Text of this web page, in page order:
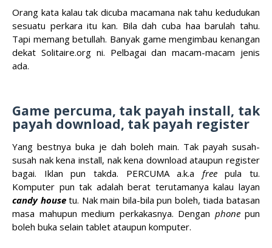
Orang kata kalau tak dicuba macamana nak tahu kedudukan
sesuatu perkara itu kan. Bila dah cuba haa barulah tahu.
Tapi memang betullah. Banyak game mengimbau kenangan
dekat Solitaire.org ni. Pelbagai dan macam-macam jenis
ada.
Game percuma, tak payah install, tak
payah download, tak payah register
Yang bestnya buka je dah boleh main. Tak payah susah-
susah nak kena install, nak kena download ataupun register
bagai. Iklan pun takda. PERCUMA a.k.a freepula tu.
Komputer pun tak adalah berat terutamanya kalau layan
candy housetu. Nak main bila-bila pun boleh, tiada batasan
masa mahupun medium perkakasnya. Dengan phonepun
boleh buka selain tablet ataupun komputer.